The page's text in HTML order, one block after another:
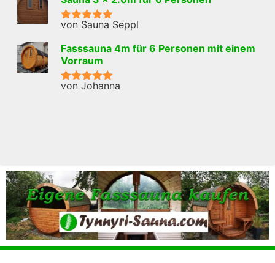
Bewertet mit
von Sauna Seppl
Fasssauna 4m für 6 Personen mit einem
Vorraum
Bewertet mit
von Johanna